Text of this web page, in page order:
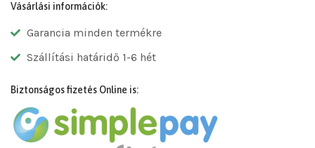
Vásárlási információk:
Garancia minden termékre
Szállítási határidő 1-6 hét
Biztonságos fizetés Online is: